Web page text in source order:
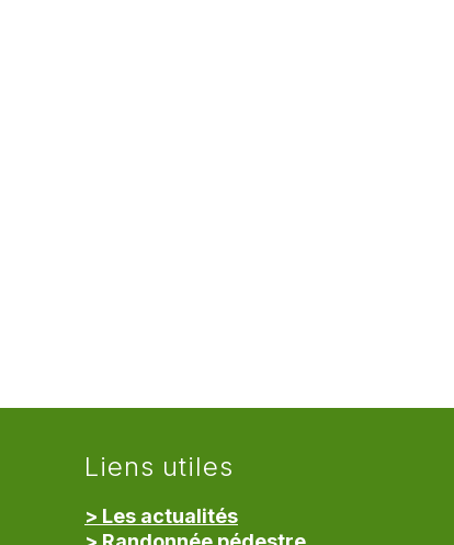
Liens utiles
> Les actualités